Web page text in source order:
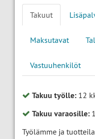
Takuut
Maksutavat
Vastuuhenkilöt
Takuu työlle: 12
Takuu varaosille:
Työlämme ja